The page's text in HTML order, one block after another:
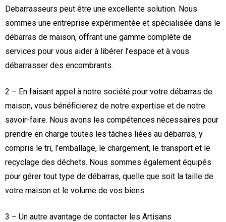
Debarrasseurs peut être une excellente solution. Nous
sommes une entreprise expérimentée et spécialisée dans le
débarras de maison, offrant une gamme complète de
services pour vous aider à libérer l’espace et à vous
débarrasser des encombrants.
2 – En faisant appel à notre société pour votre débarras de
maison, vous bénéficierez de notre expertise et de notre
savoir-faire. Nous avons les compétences nécessaires pour
prendre en charge toutes les tâches liées au débarras, y
compris le tri, l’emballage, le chargement, le transport et le
recyclage des déchets. Nous sommes également équipés
pour gérer tout type de débarras, quelle que soit la taille de
votre maison et le volume de vos biens.
3 – Un autre avantage de contacter les Artisans